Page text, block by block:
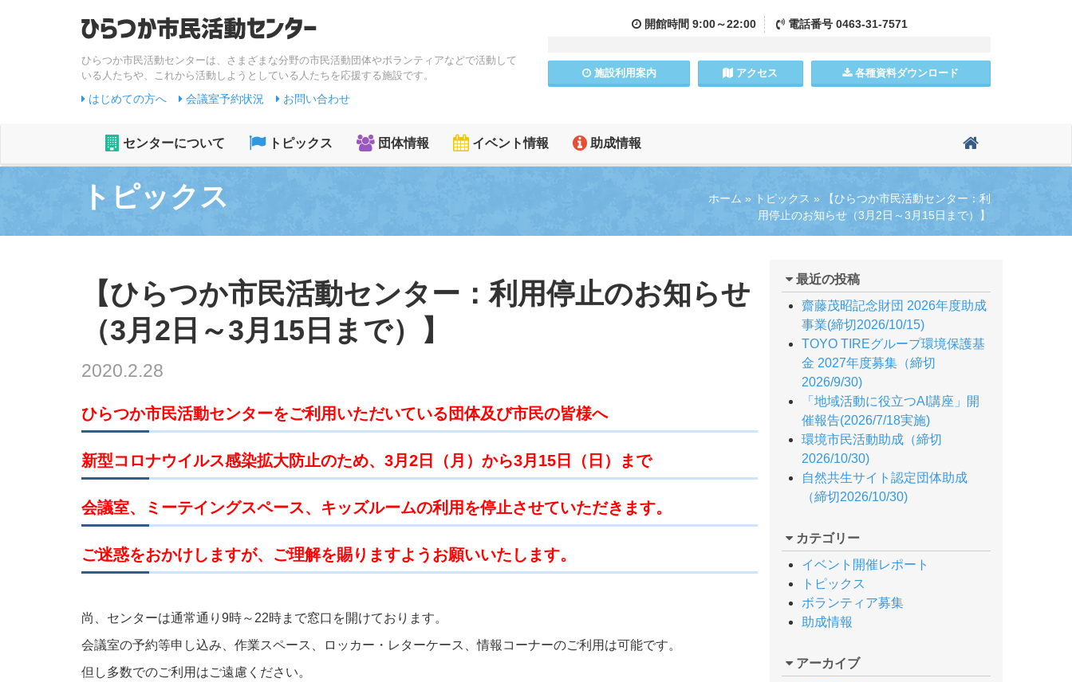
ひらつか市民活動センターは、さまざまな分野の市民活動団体やボランティアなどで活動して
いる人たちや、これから活動しようとしている人たちを応援する施設です。
はじめての方へ 会議室予約状況 お問い合わせ
開館時間 9:00～22:00 電話番号0463-31-7571
施設利用案内 アクセス 各種資料ダウンロード
センターについて トピックス 団体情報 イベント情報 助成情報
ホーム » トピックス »
【ひらつか市民活動センター：利
用停止のお知らせ（3月2日～3月15日まで）】
トピックス
【ひらつか市民活動センター：利用停止のお知らせ
（3月2日～3月15日まで）】
2020.2.28
ひらつか市民活動センターをご利用いただいている団体及び市民の皆様へ
新型コロナウイルス感染拡大防止のため、3月2日（月）から3月15日（日）まで
会議室、ミーテイングスペース、キッズルームの利用を停止させていただきます。
ご迷惑をおかけしますが、ご理解を賜りますようお願いいたします。
尚、センターは通常通り9時～22時まで窓口を開けております。
会議室の予約等申し込み、作業スペース、ロッカー・レターケース、情報コーナーのご利用は可能です。
但し多数でのご利用はご遠慮ください。
最近の投稿
齋藤茂昭記念財団 2026年度助成
事業(締切2026/10/15)
TOYO TIREグループ環境保護基
金 2027年度募集（締切
2026/9/30)
「地域活動に役立つAI講座」開
催報告(2026/7/18実施)
環境市民活動助成（締切
2026/10/30)
自然共生サイト認定団体助成
（締切2026/10/30)
カテゴリー
イベント開催レポート
トピックス
ボランティア募集
助成情報
アーカイブ